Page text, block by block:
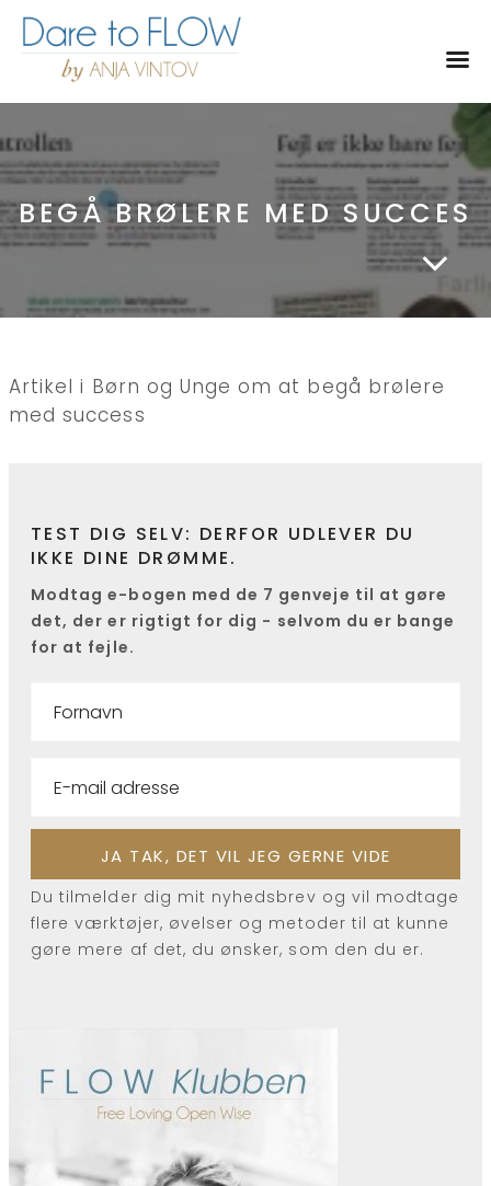
BEGÅ BRØLERE MED SUCCES
Artikel i Børn og Unge om at begå brølere
med success
TEST DIG SELV: DERFOR UDLEVER DU
IKKE DINE DRØMME.
Modtag e-bogen med de 7 genveje til at gøre
det, der er rigtigt for dig - selvom du er bange
for at fejle.
Du tilmelder dig mit nyhedsbrev og vil modtage
flere værktøjer, øvelser og metoder til at kunne
gøre mere af det, du ønsker, som den du er.